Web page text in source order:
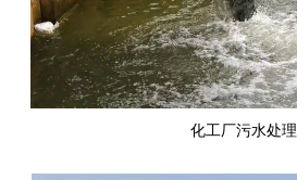
化工厂污水处理